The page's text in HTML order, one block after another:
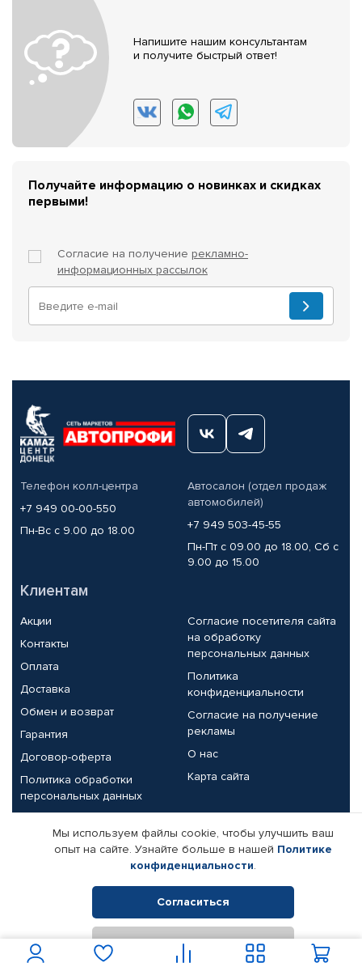
Напишите нашим консультантам
и получите быстрый ответ!
Получайте информацию о новинках и скидках
первыми!
Согласие на получение рекламно-
информационных рассылок
Телефон колл-центра
+7 949 00-00-550
Пн-Вс с 9.00 до 18.00
Автосалон (отдел продаж
автомобилей)
+7 949 503-45-55
Пн-Пт с 09.00 до 18.00, Сб с
9.00 до 15.00
Клиентам
Акции
Контакты
Оплата
Доставка
Обмен и возврат
Гарантия
Договор-оферта
Политика обработки
персональных данных
Согласие посетителя сайта
на обработку
персональных данных
Политика
конфиденциальности
Согласие на получение
рекламы
О нас
Карта сайта
Партнерам
Корпоративным клиентам
Поставщикам
Реквизиты компании
© КАМАЗ ЦЕНТР ДОНЕЦК, 2015-2026. Все права защищены.
Интернет-магазин автомобильных товаров Автопрофи.
Мы используем файлы cookie, чтобы улучшить ваш
опыт на сайте. Узнайте больше в нашей Политике
конфиденциальности.
Согласиться
Отклонить